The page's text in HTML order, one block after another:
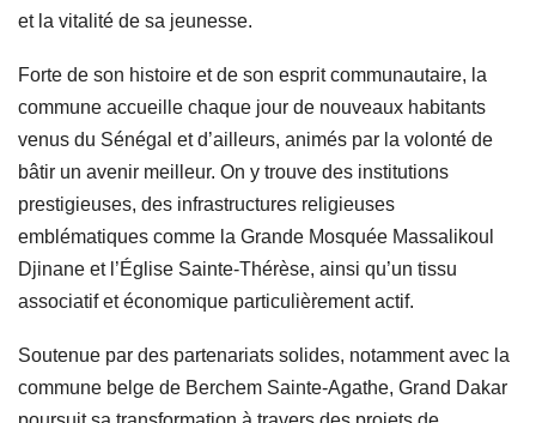
et la vitalité de sa jeunesse.
Forte de son histoire et de son esprit communautaire, la
commune accueille chaque jour de nouveaux habitants
venus du Sénégal et d’ailleurs, animés par la volonté de
bâtir un avenir meilleur. On y trouve des institutions
prestigieuses, des infrastructures religieuses
emblématiques comme la Grande Mosquée Massalikoul
Djinane et l’Église Sainte-Thérèse, ainsi qu’un tissu
associatif et économique particulièrement actif.
Soutenue par des partenariats solides, notamment avec la
commune belge de Berchem Sainte-Agathe, Grand Dakar